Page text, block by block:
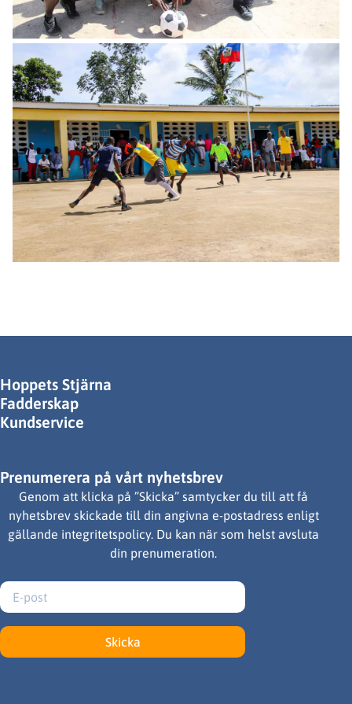
Hoppets Stjärna
Fadderskap
Kundservice
Prenumerera på vårt nyhetsbrev
Genom att klicka på ”Skicka” samtycker du till att få
nyhetsbrev skickade till din angivna e-postadress enligt
gällande integritetspolicy. Du kan när som helst avsluta
din prenumeration.
Skicka